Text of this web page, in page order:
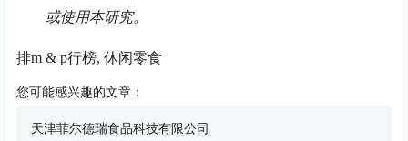
或使用本研究。
排m & p行榜, 休闲零食
您可能感兴趣的文章：
天津菲尔德瑞食品科技有限公司